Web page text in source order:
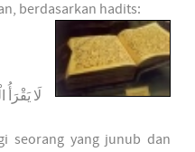
berdasarkan hadits:
لَا
seorang yang junub dan